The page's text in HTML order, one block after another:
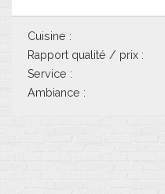
Cuisine :
Rapport qualité / prix :
Service :
Ambiance :